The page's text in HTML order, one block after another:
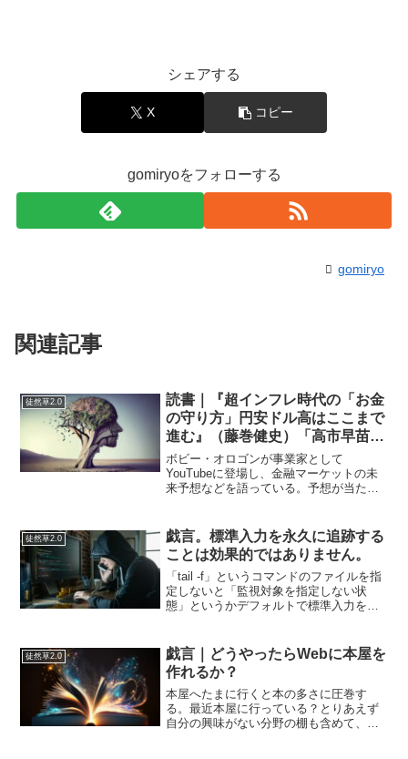
シェアする
X コピー
gomiryoをフォローする
gomiryo
関連記事
徒然草2.0
読書｜『超インフレ時代の「お金
の守り方」円安ドル高はここまで
進む』（藤巻健史）「高市早苗は
サッチャーではなくトラスになる
のか」
ボビー・オロゴンが事業家として
YouTubeに登場し、金融マーケットの未
来予想などを語っている。予想が当たっ
いるようだ。父親が商売人だった影響も
あり、肌感覚で経済の動き...
徒然草2.0
戯言。標準入力を永久に追跡する
ことは効果的ではありません。
「tail -f」というコマンドのファイルを指
定しないと「監視対象を指定しない状
態」というかデフォルトで標準入力を監
ら、わざわざ注意してくれる必要ないで
すよ…。
徒然草2.0
戯言｜どうやったらWebに本屋を
作れるか？
本屋へたまに行くと本の多さに圧巻す
る。最近本屋に行っている？とりあえず
自分の興味がない分野の棚も含めて、興